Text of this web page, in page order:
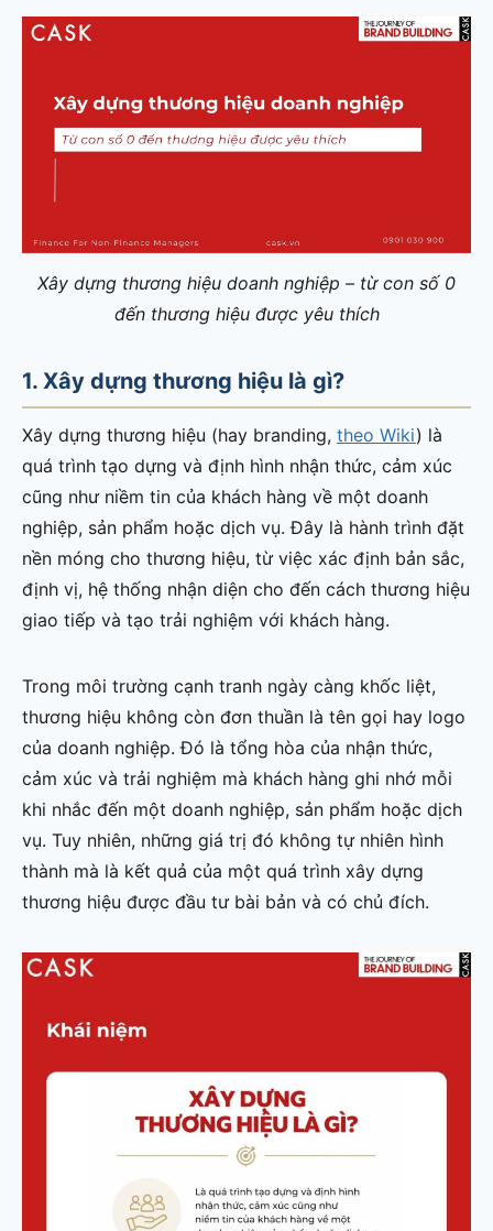
Xây dựng thương hiệu doanh nghiệp – từ con số 0
đến thương hiệu được yêu thích
1. Xây dựng thương hiệu là gì?
Xây dựng thương hiệu (hay branding, theo Wiki) là
quá trình tạo dựng và định hình nhận thức, cảm xúc
cũng như niềm tin của khách hàng về một doanh
nghiệp, sản phẩm hoặc dịch vụ. Đây là hành trình đặt
nền móng cho thương hiệu, từ việc xác định bản sắc,
định vị, hệ thống nhận diện cho đến cách thương hiệu
giao tiếp và tạo trải nghiệm với khách hàng.
Trong môi trường cạnh tranh ngày càng khốc liệt,
thương hiệu không còn đơn thuần là tên gọi hay logo
của doanh nghiệp. Đó là tổng hòa của nhận thức,
cảm xúc và trải nghiệm mà khách hàng ghi nhớ mỗi
khi nhắc đến một doanh nghiệp, sản phẩm hoặc dịch
vụ. Tuy nhiên, những giá trị đó không tự nhiên hình
thành mà là kết quả của một quá trình xây dựng
thương hiệu được đầu tư bài bản và có chủ đích.